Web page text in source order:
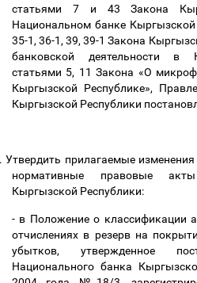
статьями 7 и 43 Закона
Национальном банке
35-1, 36-1, 39, 39-1 Закона
банковской деятельности в
статьями 5, 11 Закона «О
Кыргызской Республике»,
Кыргызской Республики
Утвердить прилагаемые
нормативные правовые
Кыргызской Республики:
- в Положение о классификации
отчислениях в резерв на
убытков, утвержденное
Национального банка